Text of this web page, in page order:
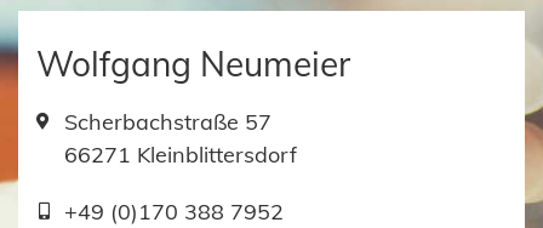
Wolfgang Neumeier
Scherbachstraße 57
66271 Kleinblittersdorf
+49 (0)170 388 7952